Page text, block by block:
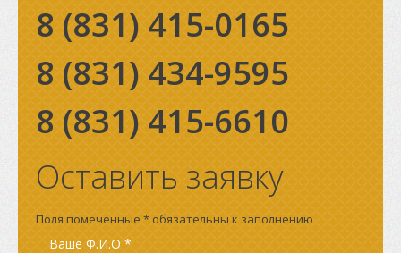
8 (831) 415-0165
8 (831) 434-9595
8 (831) 415-6610
Оставить заявку
Поля помеченные * обязательны к заполнению
Ваше Ф.И.О *